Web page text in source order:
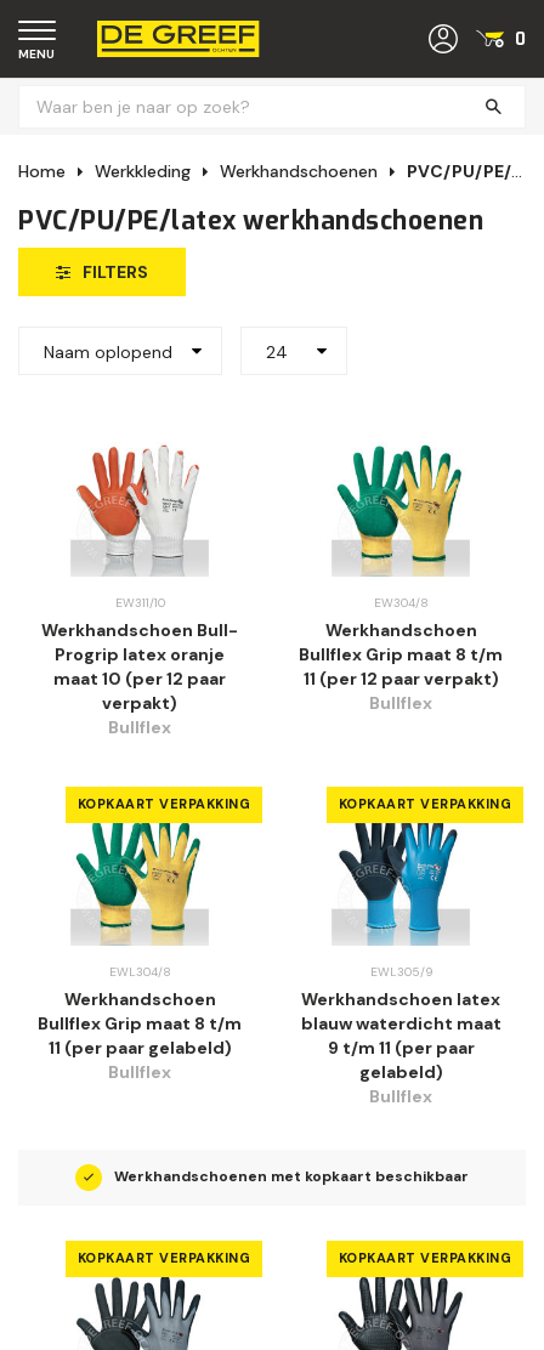
MENU
0
Home Werkkleding Werkhandschoenen PVC/PU/PE/latex werkhandschoenen
PVC/PU/PE/latex werkhandschoenen
FILTERS
Naam oplopend 24
EW311/10
Werkhandschoen Bull-
Progrip latex oranje
maat 10 (per 12 paar
verpakt)
Bullflex
EW304/8
Werkhandschoen
Bullflex Grip maat 8 t/m
11 (per 12 paar verpakt)
Bullflex
KOPKAART VERPAKKING
EWL304/8
Werkhandschoen
Bullflex Grip maat 8 t/m
11 (per paar gelabeld)
Bullflex
KOPKAART VERPAKKING
EWL305/9
Werkhandschoen latex
blauw waterdicht maat
9 t/m 11 (per paar
gelabeld)
Bullflex
KOPKAART VERPAKKING KOPKAART VERPAKKING
Werkhandschoenen met kopkaart beschikbaar